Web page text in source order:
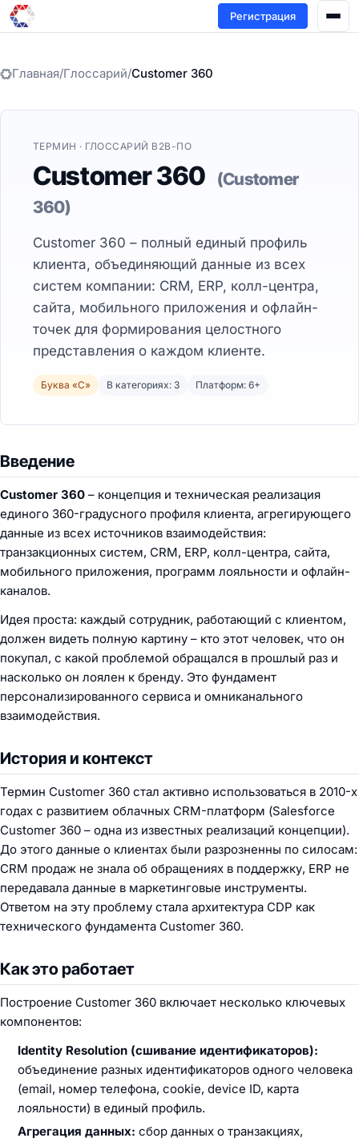
Регистрация
Главная/Глоссарий/Customer 360
ТЕРМИН · ГЛОССАРИЙ B2B-ПО
Customer 360
(Customer
360)
Customer 360 – полный единый профиль
клиента, объединяющий данные из всех
систем компании: CRM, ERP, колл-центра,
сайта, мобильного приложения и офлайн-
точек для формирования целостного
представления о каждом клиенте.
Буква «C» В категориях: 3 Платформ: 6+
Введение
Customer 360 – концепция и техническая реализация
единого 360-градусного профиля клиента, агрегирующего
данные из всех источников взаимодействия:
транзакционных систем, CRM, ERP, колл-центра, сайта,
мобильного приложения, программ лояльности и офлайн-
каналов.
Идея проста: каждый сотрудник, работающий с клиентом,
должен видеть полную картину – кто этот человек, что он
покупал, с какой проблемой обращался в прошлый раз и
насколько он лоялен к бренду. Это фундамент
персонализированного сервиса и омниканального
взаимодействия.
История и контекст
Термин Customer 360 стал активно использоваться в 2010-х
годах с развитием облачных CRM-платформ (Salesforce
Customer 360 – одна из известных реализаций концепции).
До этого данные о клиентах были разрозненны по силосам:
CRM продаж не знала об обращениях в поддержку, ERP не
передавала данные в маркетинговые инструменты.
Ответом на эту проблему стала архитектура CDP как
технического фундамента Customer 360.
Как это работает
Построение Customer 360 включает несколько ключевых
компонентов:
Identity Resolution (сшивание идентификаторов):
объединение разных идентификаторов одного человека
(email, номер телефона, cookie, device ID, карта
лояльности) в единый профиль.
Агрегация данных: сбор данных о транзакциях,